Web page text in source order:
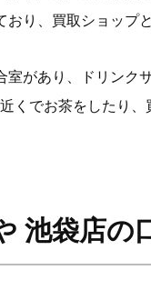
おり、買取ショップ
室があり、ドリンク
くでお茶をしたり、
池袋店の